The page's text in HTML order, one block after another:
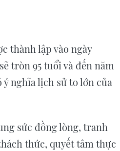
thành lập vào ngày
tròn 95 tuổi và đến năm
nghĩa lịch sử to lớn của
sức đồng lòng, tranh
thức, quyết tâm thực